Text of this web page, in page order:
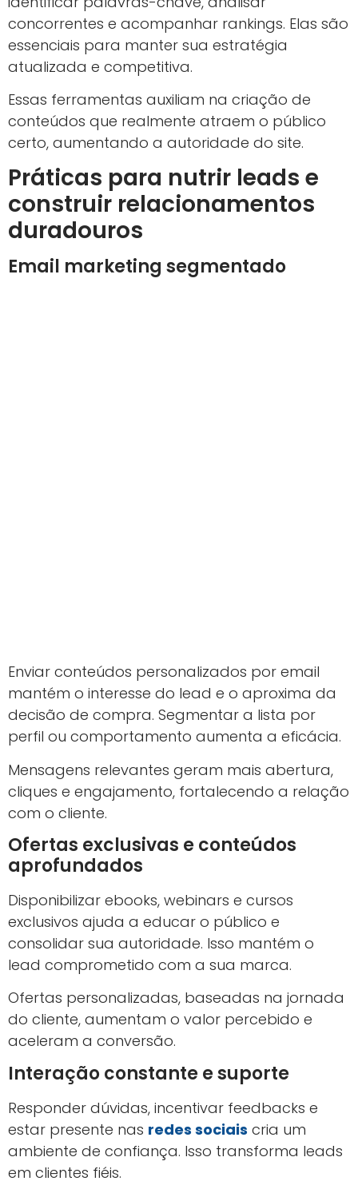
concorrentes e acompanhar rankings. Elas são
essenciais para manter sua estratégia
atualizada e competitiva.
Essas ferramentas auxiliam na criação de
conteúdos que realmente atraem o público
certo, aumentando a autoridade do site.
Práticas para nutrir leads e
construir relacionamentos
duradouros
Email marketing segmentado
Enviar conteúdos personalizados por email
mantém o interesse do lead e o aproxima da
decisão de compra. Segmentar a lista por
perfil ou comportamento aumenta a eficácia.
Mensagens relevantes geram mais abertura,
cliques e engajamento, fortalecendo a relação
com o cliente.
Ofertas exclusivas e conteúdos
aprofundados
Disponibilizar ebooks, webinars e cursos
exclusivos ajuda a educar o público e
consolidar sua autoridade. Isso mantém o
lead comprometido com a sua marca.
Ofertas personalizadas, baseadas na jornada
do cliente, aumentam o valor percebido e
aceleram a conversão.
Interação constante e suporte
Responder dúvidas, incentivar feedbacks e
estar presente nas redes sociais cria um
ambiente de confiança. Isso transforma leads
em clientes fiéis.